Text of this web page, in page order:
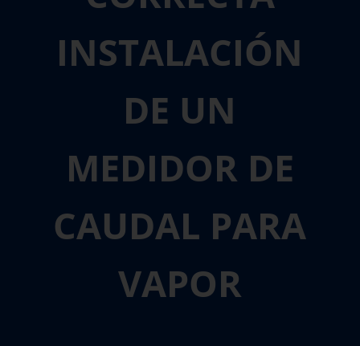
INSTALACIÓN
DE UN
MEDIDOR DE
CAUDAL PARA
VAPOR